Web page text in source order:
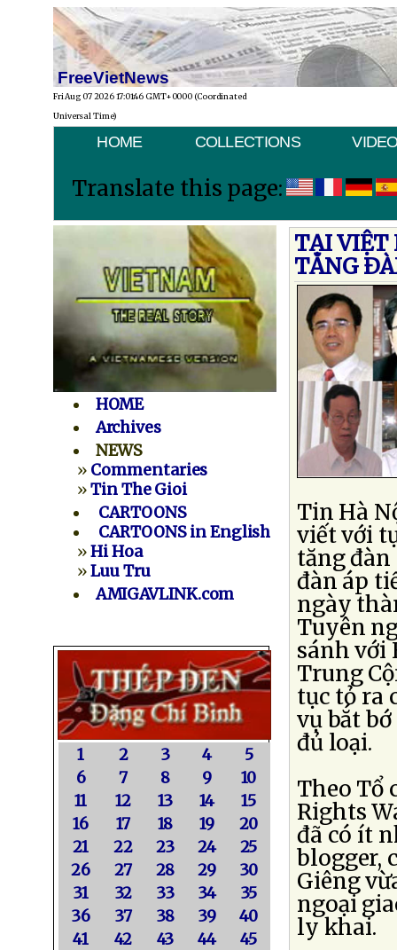
FreeVietNews
Fri Aug 07 2026 17:01:46 GMT+0000 (Coordinated
Universal Time)
HOME COLLECTIONS
Translate this page:
HOME
Archives
NEWS
» Commentaries
»Tin The Gioi
CARTOONS
CARTOONS in English
»Hi Hoa
»Luu Tru
AMIGAVLINK.com
1 2 3 4
5
6
7 8 9
10
11
12 13 14
15
16
17 18 19
20
21
22 23 24
25
26
27 28 29
30
31
32 33 34
35
36
37 38 39
40
41
42 43 44
45
TẠI VIỆT
TĂNG
Tin Hà
viết với
tăng
đàn áp
ngày
Tuyên
sánh với
Trung
tục tỏ ra
vụ bắt bớ
đủ loại.
Theo Tổ
Rights
đã có ít
blogger,
Giêng
ngoại
ly khai.